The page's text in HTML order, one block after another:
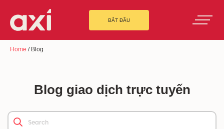
BẮT ĐẦU
Home / Blog
Blog giao dịch trực tuyến